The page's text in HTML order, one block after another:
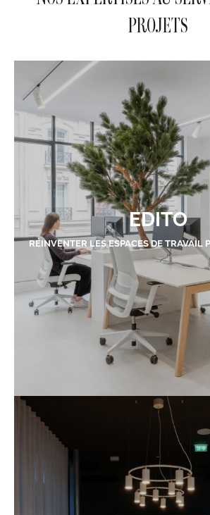
PROJETS
EDITO
RÉINVENTER LES ESPACES DE TRAVAIL